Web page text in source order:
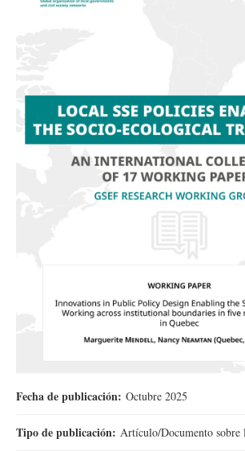
Fecha de publicación: Octubre 2025
Tipo de publicación: Artículo/Documento sobre